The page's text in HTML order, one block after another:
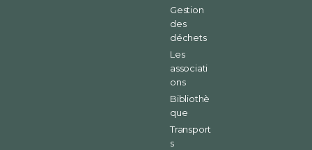
Gestion
des
déchets
Les
associati
ons
Bibliothè
que
Transport
s